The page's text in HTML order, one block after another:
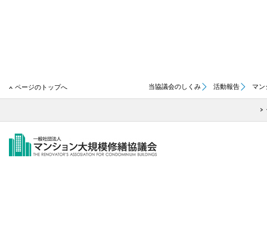
ページのトップへ 当協議会のしくみ 活動報告 マン